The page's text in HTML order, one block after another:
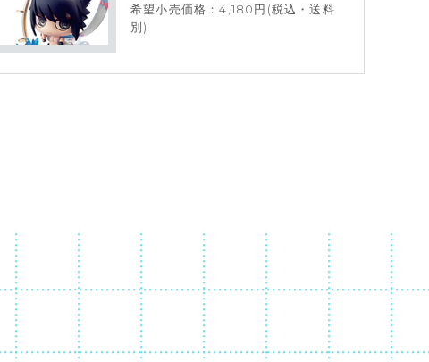
希望小売価格：4,180円(税込・送料
別)